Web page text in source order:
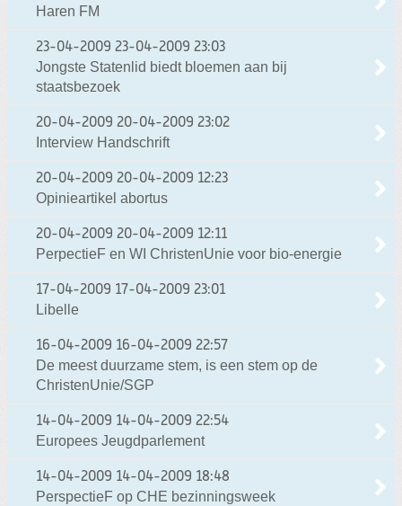
Haren FM
23-04-2009 23-04-2009 23:03
Jongste Statenlid biedt bloemen aan bij
staatsbezoek
20-04-2009 20-04-2009 23:02
Interview Handschrift
20-04-2009 20-04-2009 12:23
Opinieartikel abortus
20-04-2009 20-04-2009 12:11
PerpectieF en WI ChristenUnie voor bio-energie
17-04-2009 17-04-2009 23:01
Libelle
16-04-2009 16-04-2009 22:57
De meest duurzame stem, is een stem op de
ChristenUnie/SGP
14-04-2009 14-04-2009 22:54
Europees Jeugdparlement
14-04-2009 14-04-2009 18:48
PerspectieF op CHE bezinningsweek